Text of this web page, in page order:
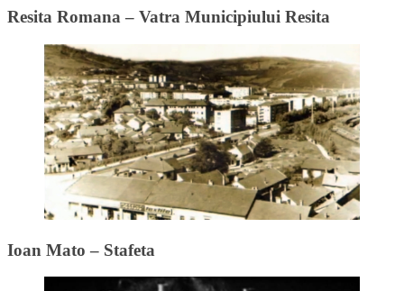
Resita Romana – Vatra Municipiului Resita
Ioan Mato – Stafeta